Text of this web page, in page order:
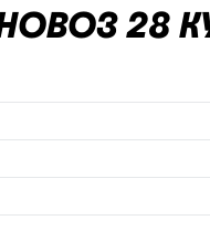
28